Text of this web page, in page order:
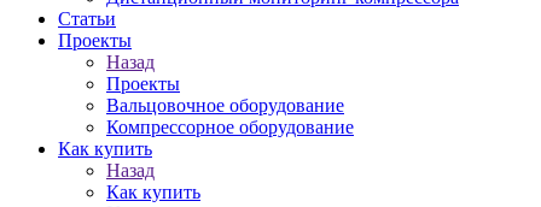
Статьи
Проекты
Назад
Проекты
Вальцовочное оборудование
Компрессорное оборудование
Как купить
Назад
Как купить